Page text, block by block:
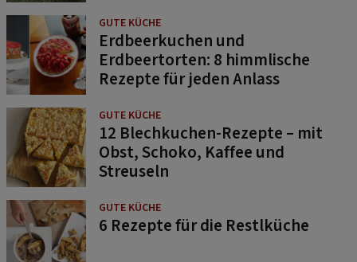
GUTE KÜCHE
Erdbeerkuchen und
Erdbeertorten: 8 himmlische
Rezepte für jeden Anlass
GUTE KÜCHE
12 Blechkuchen-Rezepte – mit
Obst, Schoko, Kaffee und
Streuseln
GUTE KÜCHE
6 Rezepte für die Restlküche